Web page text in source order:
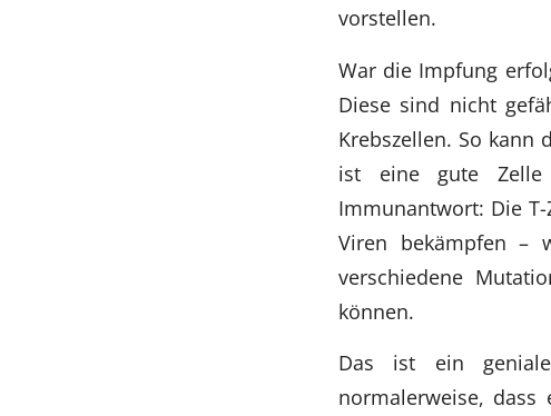
vorstellen.
War die Impfung
Diese sind nicht
Krebszellen. So kann
ist eine gute Zelle
Immunantwort: Die
Viren bekämpfen –
verschiedene
können.
Das ist ein
normalerweise, dass